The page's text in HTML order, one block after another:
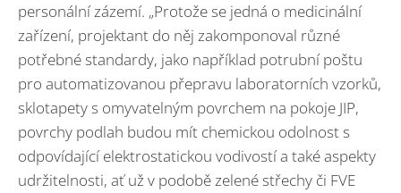
personální zázemí. „Protože se jedná o medicinální
zařízení, projektant do něj zakomponoval různé
potřebné standardy, jako například potrubní poštu
pro automatizovanou přepravu laboratorních vzorků,
sklotapety s omyvatelným povrchem na pokoje JIP,
povrchy podlah budou mít chemickou odolnost s
odpovídající elektrostatickou vodivostí a také aspekty
udržitelnosti, ať už v podobě zelené střechy či FVE